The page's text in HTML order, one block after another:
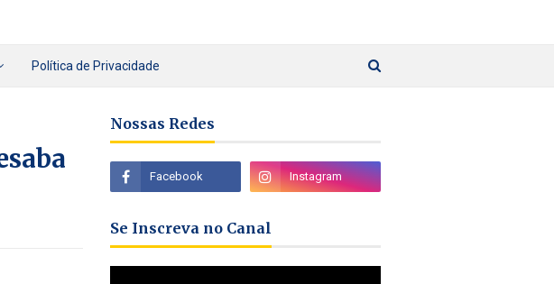
Política de Privacidade
Nossas Redes
Se Inscreva no Canal